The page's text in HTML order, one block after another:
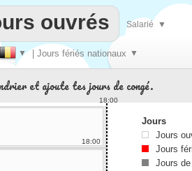
▼ | Jours fériés nationaux ▼
ouvrés Salarié ▼
et ajoute tes jours de congé.
18:00
18:00
Jours
Jours
Jours
Jours